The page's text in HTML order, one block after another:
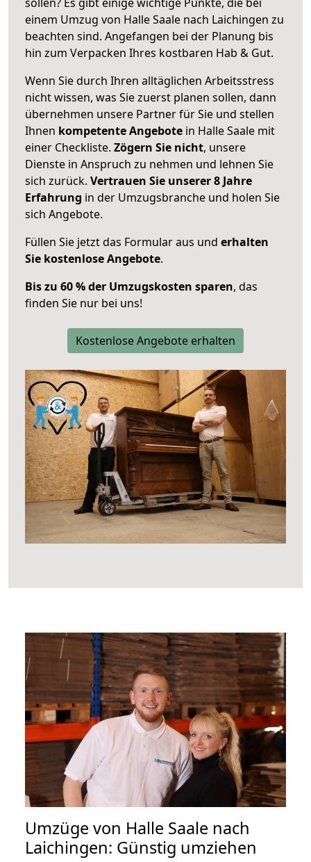
einem Umzug von Halle Saale nach Laichingen zu
beachten sind. Angefangen bei der Planung bis
hin zum Verpacken Ihres kostbaren Hab & Gut.
Wenn Sie durch Ihren alltäglichen Arbeitsstress
nicht wissen, was Sie zuerst planen sollen, dann
übernehmen unsere Partner für Sie und stellen
Ihnen kompetente Angebote in Halle Saale mit
einer Checkliste. Zögern Sie nicht, unsere
Dienste in Anspruch zu nehmen und lehnen Sie
sich zurück. Vertrauen Sie unserer 8 Jahre
Erfahrung in der Umzugsbranche und holen Sie
sich Angebote.
Füllen Sie jetzt das Formular aus und erhalten
Sie kostenlose Angebote.
Bis zu 60 % der Umzugskosten sparen, das
finden Sie nur bei uns!
Kostenlose Angebote erhalten
Umzüge von Halle Saale nach
Laichingen: Günstig umziehen